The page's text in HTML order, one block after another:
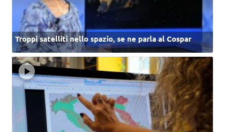
Troppi satelliti nello spazio, se ne parla al Cospar